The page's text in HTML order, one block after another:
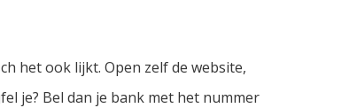
het ook lijkt. Open zelf de website,
je? Bel dan je bank met het nummer